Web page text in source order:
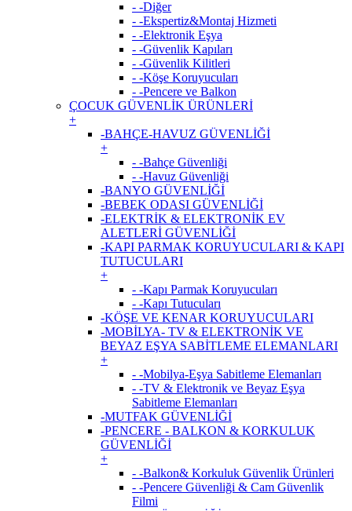
- -Diğer
- -Ekspertiz&Montaj Hizmeti
- -Elektronik Eşya
- -Güvenlik Kapıları
- -Güvenlik Kilitleri
- -Köşe Koruyucuları
- -Pencere ve Balkon
ÇOCUK GÜVENLİK ÜRÜNLERİ
+
-BAHÇE-HAVUZ GÜVENLİĞİ
+
- -Bahçe Güvenliği
- -Havuz Güvenliği
-BANYO GÜVENLİĞİ
-BEBEK ODASI GÜVENLİĞİ
-ELEKTRİK & ELEKTRONİK EV
ALETLERİ GÜVENLİĞİ
-KAPI PARMAK KORUYUCULARI & KAPI
TUTUCULARI
+
- -Kapı Parmak Koruyucuları
- -Kapı Tutucuları
-KÖŞE VE KENAR KORUYUCULARI
-MOBİLYA- TV & ELEKTRONİK VE
BEYAZ EŞYA SABİTLEME ELEMANLARI
+
- -Mobilya-Eşya Sabitleme Elemanları
- -TV & Elektronik ve Beyaz Eşya
Sabitleme Elemanları
-MUTFAK GÜVENLİĞİ
-PENCERE - BALKON & KORKULUK
GÜVENLİĞİ
+
- -Balkon& Korkuluk Güvenlik Ürünleri
- -Pencere Güvenliği & Cam Güvenlik
Filmi